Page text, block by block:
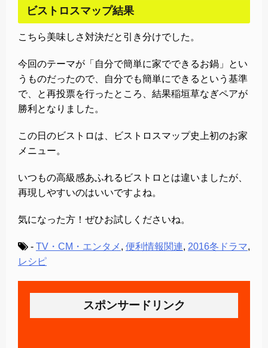
ビストロスマップ結果
こちら美味しさ対決だと引き分けでした。
今回のテーマが「自分で簡単に家でできるお鍋」とい
うものだったので、自分でも簡単にできるという基準
で、と再投票を行ったところ、結果稲垣草なぎペアが
勝利となりました。
この日のビストロは、ビストロスマップ史上初のお家
メニュー。
いつもの高級感あふれるビストロとは違いましたが、
再現しやすいのはいいですよね。
気になった方！ぜひお試しくださいね。
- TV・CM・エンタメ , 便利情報関連, 2016冬ドラマ,
レシピ
スポンサードリンク